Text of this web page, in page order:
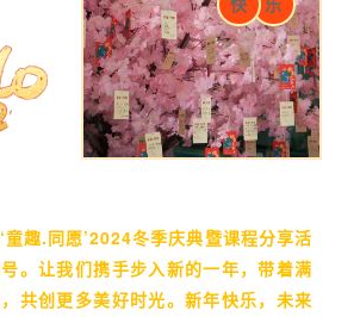
童趣.同愿’2024冬季庆典暨课程分享活
。让我们携手步入新的一年，带着满
共创更多美好时光。新年快乐，未来